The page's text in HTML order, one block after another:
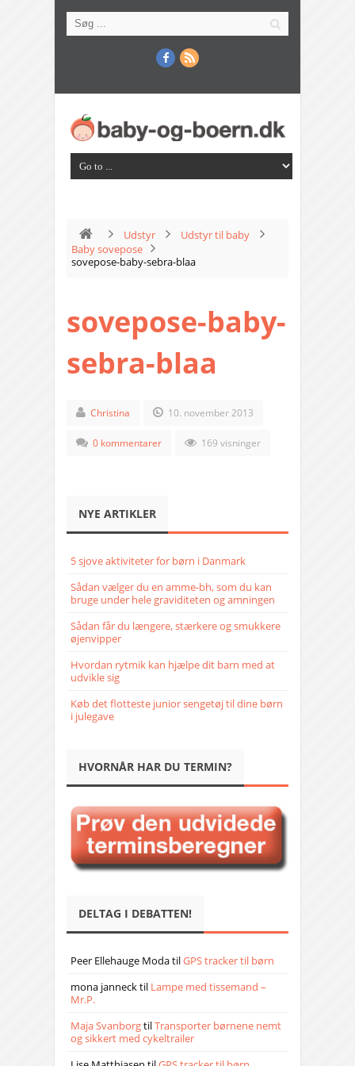
Udstyr
Udstyr til baby
Baby sovepose
sovepose-baby-sebra-blaa
sovepose-baby-
sebra-blaa
Christina 10. november 2013
0 kommentarer 169 visninger
NYE ARTIKLER
5 sjove aktiviteter for børn i Danmark
Sådan vælger du en amme-bh, som du kan
bruge under hele graviditeten og amningen
Sådan får du længere, stærkere og smukkere
øjenvipper
Hvordan rytmik kan hjælpe dit barn med at
udvikle sig
Køb det flotteste junior sengetøj til dine børn
i julegave
HVORNÅR HAR DU TERMIN?
DELTAG I DEBATTEN!
Peer Ellehauge ModatilGPS tracker til børn
mona jannecktil Lampe med tissemand –
Mr.P.
Maja SvanborgtilTransporter børnene nemt
og sikkert med cykeltrailer